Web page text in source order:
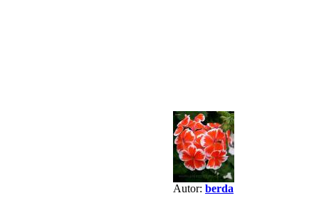
Autor: berda